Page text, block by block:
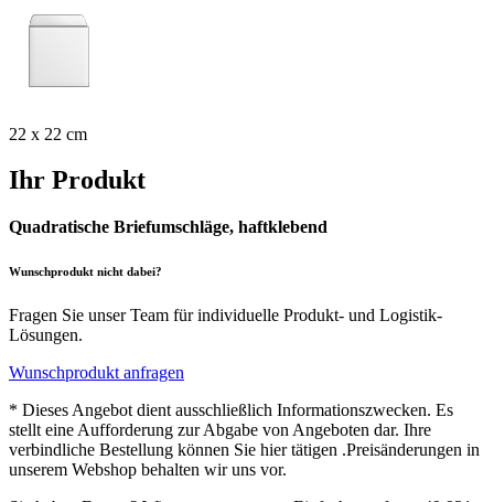
22 x 22 cm
Ihr Produkt
Quadratische Briefumschläge, haftklebend
Wunschprodukt nicht dabei?
Fragen Sie unser Team für individuelle Produkt- und Logistik-
Lösungen.
Wunschprodukt anfragen
* Dieses Angebot dient ausschließlich Informationszwecken. Es
stellt eine Aufforderung zur Abgabe von Angeboten dar. Ihre
verbindliche Bestellung können Sie hier tätigen .Preisänderungen in
unserem Webshop behalten wir uns vor.